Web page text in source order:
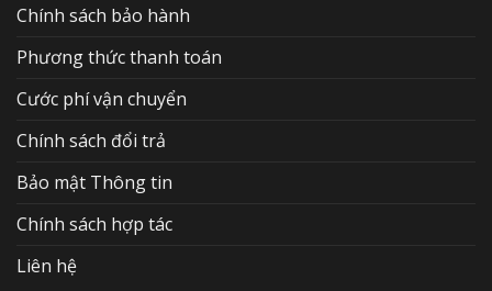
Chính sách bảo hành
Phương thức thanh toán
Cước phí vận chuyển
Chính sách đổi trả
Bảo mật Thông tin
Chính sách hợp tác
Liên hệ